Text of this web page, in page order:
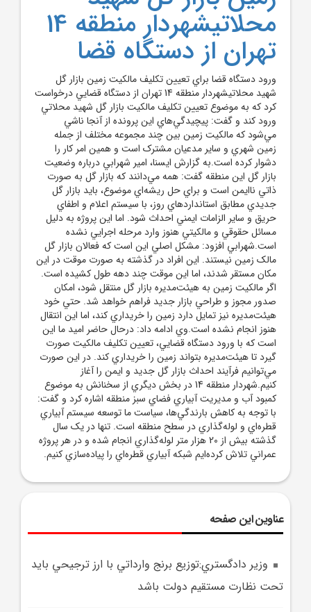
محلاتيشهردار منطقه 14
تهران از دستگاه قضا
ورود دستگاه قضا براي تعيين تکليف مالکيت زمين بازار گل
شهيد محلاتيشهردار منطقه 14 تهران از دستگاه قضايي درخواست
کرد که به موضوع تعيين تکليف مالکيت بازار گل شهيد محلاتي
ورود کند و گفت: پيچيدگي‌هاي اين پرونده از آنجا ناشي
مي‌شود که مالکيت زمين بين چند مجموعه مختلف از جمله
زمين شهري و ساير مدعيان مشترک است و همين امر کار را
دشوار کرده است.به گزارش ايسنا، امير شهرابي درباره وضعيت
بازار گل اين منطقه گفت: همه مي‌دانند که بازار گل به صورت
ذاتي ناايمن است و براي حل ريشه‌اي موضوع، بايد بازار گل
جديدي مطابق استانداردهاي روز، با سيستم اعلام و اطفاي
حريق و ساير الزامات ايمني احداث شود. اما اين پروژه به دليل
مسائل حقوقي و مالکيتي هنوز وارد مرحله اجرايي نشده
است.شهرابي افزود: مشکل اصلي اين است که فعالان بازار گل
مالک زمين نيستند. اين افراد در گذشته به صورت موقت در اين
مکان مستقر شدند، اما اين موقت چند دهه طول کشيده است.
اگر مالکيت زمين به هيئت‌مديره بازار گل منتقل شود، امکان
صدور مجوز و طراحي بازار جديد فراهم خواهد شد. حتي خود
هيئت‌مديره نيز تمايل دارد زمين را خريداري کند، اما اين انتقال
هنوز انجام نشده است.وي ادامه داد: درحال حاضر اميد ما اين
است که با ورود دستگاه قضايي، تعيين تکليف مالکيت صورت
گيرد تا هيئت‌مديره بتواند زمين را خريداري کند. در اين صورت
مي‌توانيم فرآيند احداث بازار گل جديد و ايمن را آغاز
کنيم.شهردار منطقه 14 در بخش ديگري از سخنانش به موضوع
کمبود آب و مديريت آبياري فضاي سبز منطقه اشاره کرد و گفت:
با توجه به کاهش بارندگي‌ها، سياست ما توسعه سيستم آبياري
قطره‌اي و لوله‌گذاري در سطح منطقه است. تنها در يک سال
گذشته بيش از 20 هزار متر لوله‌گذاري انجام شده و در هر پروژه
عمراني تلاش کرده‌ايم شبکه آبياري قطره‌اي را پياده‌سازي کنيم.
عناوین این صفحه
وزير دادگستري:توزيع برنج وارداتي با ارز ترجيحي بايد
تحت نظارت مستقيم دولت باشد